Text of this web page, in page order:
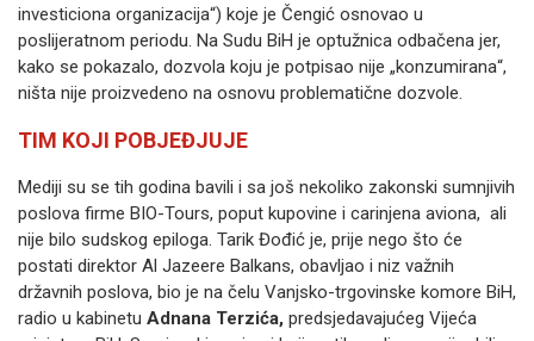
investiciona organizacija“) koje je Čengić osnovao u
poslijeratnom periodu. Na Sudu BiH je optužnica odbačena jer,
kako se pokazalo, dozvola koju je potpisao nije „konzumirana“,
ništa nije proizvedeno na osnovu problematične dozvole.
TIM KOJI POBJEĐJUJE
Mediji su se tih godina bavili i sa još nekoliko zakonski sumnjivih
poslova firme BIO-Tours, poput kupovine i carinjena aviona, ali
nije bilo sudskog epiloga. Tarik Đođić je, prije nego što će
postati direktor Al Jazeere Balkans, obavljao i niz važnih
državnih poslova, bio je na čelu Vanjsko-trgovinske komore BiH,
radio u kabinetu Adnana Terzića, predsjedavajućeg Vijeća